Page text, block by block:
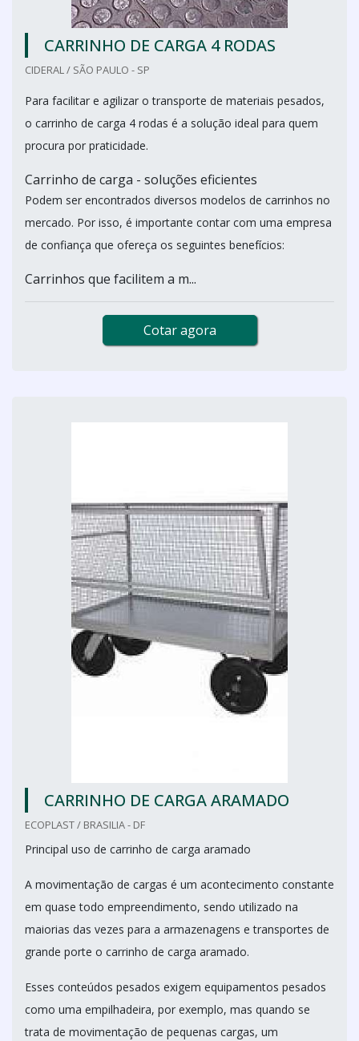
CARRINHO DE CARGA 4 RODAS
CIDERAL / SÃO PAULO - SP
Para facilitar e agilizar o transporte de materiais pesados,
o carrinho de carga 4 rodas é a solução ideal para quem
procura por praticidade.
Carrinho de carga - soluções eficientes
Podem ser encontrados diversos modelos de carrinhos no
mercado. Por isso, é importante contar com uma empresa
de confiança que ofereça os seguintes benefícios:
Carrinhos que facilitem a m...
Cotar agora
CARRINHO DE CARGA ARAMADO
ECOPLAST / BRASILIA - DF
Principal uso de carrinho de carga aramado
A movimentação de cargas é um acontecimento constante
em quase todo empreendimento, sendo utilizado na
maiorias das vezes para a armazenagens e transportes de
grande porte o carrinho de carga aramado.
Esses conteúdos pesados exigem equipamentos pesados
como uma empilhadeira, por exemplo, mas quando se
trata de movimentação de pequenas cargas, um